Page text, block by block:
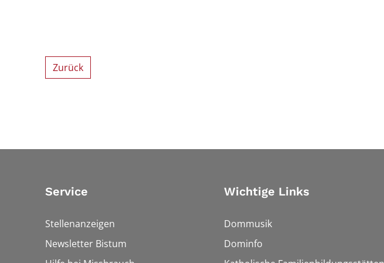
Zurück
Service
Stellenanzeigen
Newsletter Bistum
Wichtige Links
Dommusik
Dominfo